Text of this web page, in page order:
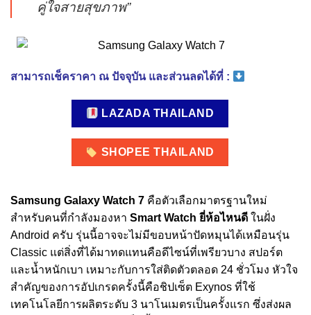
คู่ใจสายสุขภาพ”
สามารถเช็คราคา ณ ปัจจุบัน และส่วนลดได้ที่ :
LAZADA THAILAND
SHOPEE THAILAND
Samsung Galaxy Watch 7 คือตัวเลือกมาตรฐานใหม่
สำหรับคนที่กำลังมองหา Smart Watch ยี่ห้อไหนดี ในฝั่ง
Android ครับ รุ่นนี้อาจจะไม่มีขอบหน้าปัดหมุนได้เหมือนรุ่น
Classic แต่สิ่งที่ได้มาทดแทนคือดีไซน์ที่เพรียวบาง สปอร์ต
และน้ำหนักเบา เหมาะกับการใส่ติดตัวตลอด 24 ชั่วโมง หัวใจ
สำคัญของการอัปเกรดครั้งนี้คือชิปเซ็ต Exynos ที่ใช้
เทคโนโลยีการผลิตระดับ 3 นาโนเมตรเป็นครั้งแรก ซึ่งส่งผล